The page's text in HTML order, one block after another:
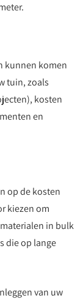
kunnen komen
tuin, zoals
kosten
en
op de kosten
kiezen om
in bulk
die op lange
van uw